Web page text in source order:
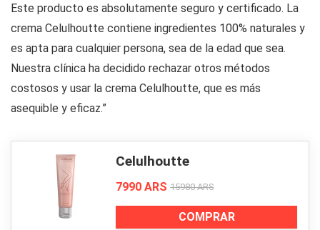
Este producto es absolutamente seguro y certificado. La
crema Celulhoutte contiene ingredientes 100% naturales y
es apta para cualquier persona, sea de la edad que sea.
Nuestra clínica ha decidido rechazar otros métodos
costosos y usar la crema Celulhoutte, que es más
asequible y eficaz.”
Celulhoutte
7990 ARS 15980 ARS
COMPRAR